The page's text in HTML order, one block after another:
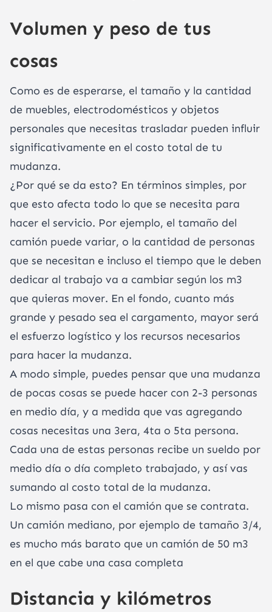
Volumen y peso de tus
cosas
Como es de esperarse, el tamaño y la cantidad
de muebles, electrodomésticos y objetos
personales que necesitas trasladar pueden influir
significativamente en el costo total de tu
mudanza.
¿Por qué se da esto? En términos simples, por
que esto afecta todo lo que se necesita para
hacer el servicio. Por ejemplo, el tamaño del
camión puede variar, o la cantidad de personas
que se necesitan e incluso el tiempo que le deben
dedicar al trabajo va a cambiar según los m3
que quieras mover. En el fondo, cuanto más
grande y pesado sea el cargamento, mayor será
el esfuerzo logístico y los recursos necesarios
para hacer la mudanza.
A modo simple, puedes pensar que una mudanza
de pocas cosas se puede hacer con 2-3 personas
en medio día, y a medida que vas agregando
cosas necesitas una 3era, 4ta o 5ta persona.
Cada una de estas personas recibe un sueldo por
medio día o día completo trabajado, y así vas
sumando al costo total de la mudanza.
Lo mismo pasa con el camión que se contrata.
Un camión mediano, por ejemplo de tamaño 3/4,
es mucho más barato que un camión de 50 m3
en el que cabe una casa completa
Distancia y kilómetros